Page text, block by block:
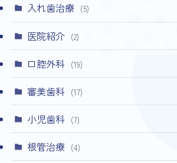
入れ歯治療 (5)
医院紹介 (2)
口腔外科 (19)
審美歯科 (17)
小児歯科 (7)
根管治療 (4)